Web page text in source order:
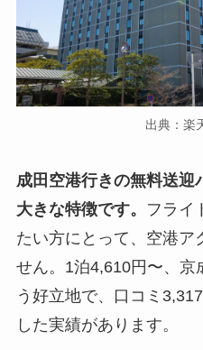
出典：楽
成田空港行きの無料送迎
大きな特徴です。
フライ
たい方にとって、空港ア
せん。1泊4,610円〜、京
う好立地で、口コミ
した実績があります。